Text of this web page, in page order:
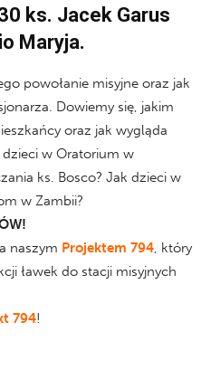
ks. Jacek Garus
Maryja.
powołanie misyjne oraz jak
Dowiemy się, jakim
oraz jak wygląda
w Oratorium w
ks. Bosco? Jak dzieci w
w Zambii?
naszym Projektem 794, który
ławek do stacji misyjnych
794!